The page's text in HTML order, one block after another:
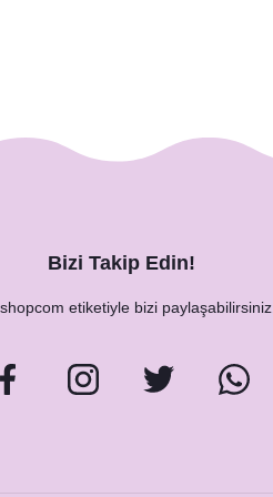
Bizi Takip Edin!
etiketiyle bizi paylaşabilirsiniz.